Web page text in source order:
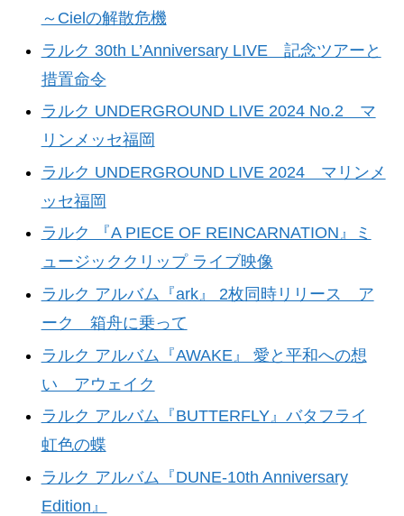
～Cielの解散危機
ラルク 30th L’Anniversary LIVE 記念ツアーと
措置命令
ラルク UNDERGROUND LIVE 2024 No.2 マ
リンメッセ福岡
ラルク UNDERGROUND LIVE 2024 マリンメ
ッセ福岡
ラルク 『A PIECE OF REINCARNATION』ミ
ュージッククリップ ライブ映像
ラルク アルバム『ark』 2枚同時リリース ア
ーク 箱舟に乗って
ラルク アルバム『AWAKE』 愛と平和への想
い アウェイク
ラルク アルバム『BUTTERFLY』バタフライ
虹色の蝶
ラルク アルバム『DUNE-10th Anniversary
Edition』